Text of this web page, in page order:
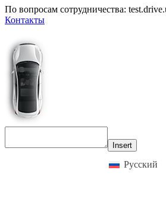
По вопросам сотрудничества:
Контакты
Insert
Русский